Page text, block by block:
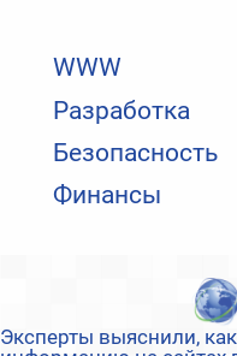
WWW
Разработка
Безопасность
Финансы
Эксперты выяснили,